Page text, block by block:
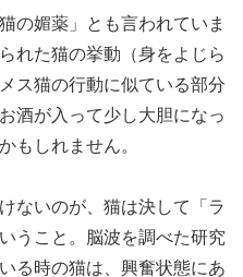
の媚薬」とも言われていま
れた猫の挙動（身をよじら
ス猫の行動に似ている部分
酒が入って少し大胆になっ
もしれません。
ないのが、猫は決して「ラ
うこと。脳波を調べた研究
る時の猫は、興奮状態にあ